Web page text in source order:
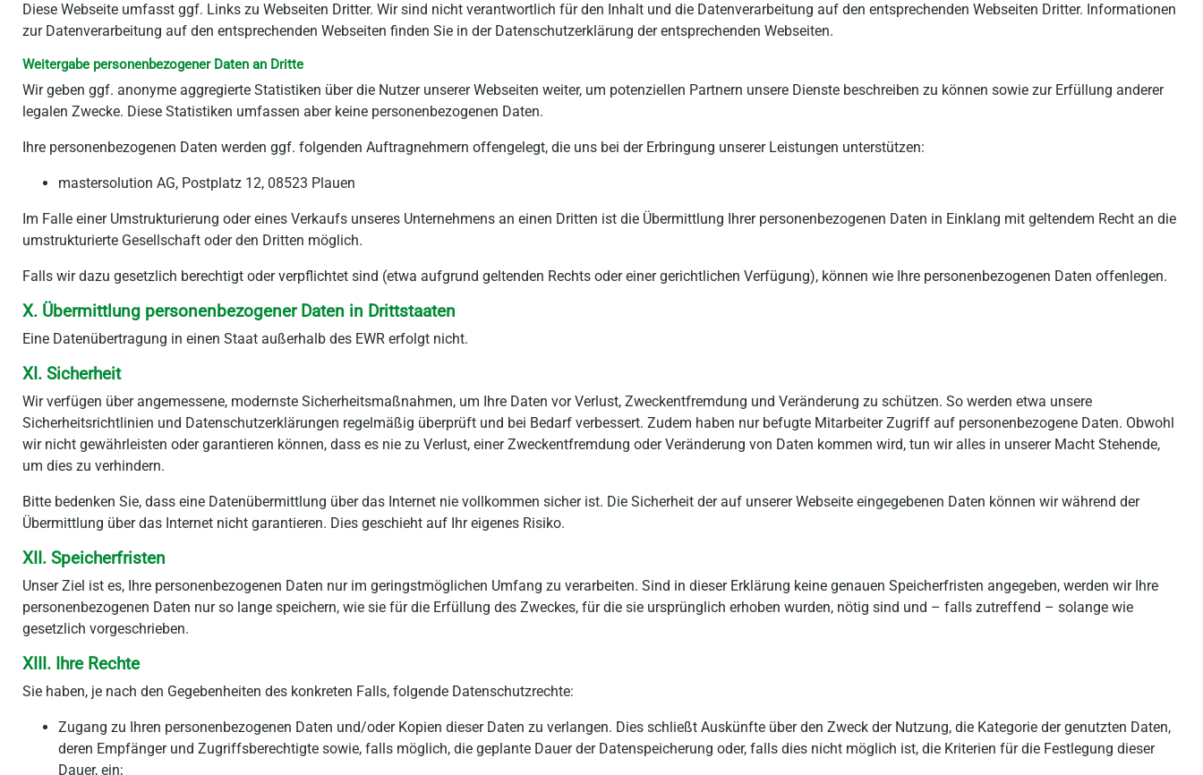
Diese Webseite umfasst ggf. Links zu Webseiten Dritter. Wir sind nicht verantwortlich für den Inhalt und die Datenverarbeitung auf den entsprechenden Webseiten Dritter. Informationen
zur Datenverarbeitung auf den entsprechenden Webseiten finden Sie in der Datenschutzerklärung der entsprechenden Webseiten.
Weitergabe personenbezogener Daten an Dritte
Wir geben ggf. anonyme aggregierte Statistiken über die Nutzer unserer Webseiten weiter, um potenziellen Partnern unsere Dienste beschreiben zu können sowie zur Erfüllung anderer
legalen Zwecke. Diese Statistiken umfassen aber keine personenbezogenen Daten.
Ihre personenbezogenen Daten werden ggf. folgenden Auftragnehmern offengelegt, die uns bei der Erbringung unserer Leistungen unterstützen:
mastersolution AG, Postplatz 12, 08523 Plauen
Im Falle einer Umstrukturierung oder eines Verkaufs unseres Unternehmens an einen Dritten ist die Übermittlung Ihrer personenbezogenen Daten in Einklang mit geltendem Recht an die
umstrukturierte Gesellschaft oder den Dritten möglich.
Falls wir dazu gesetzlich berechtigt oder verpflichtet sind (etwa aufgrund geltenden Rechts oder einer gerichtlichen Verfügung), können wie Ihre personenbezogenen Daten offenlegen.
X. Übermittlung personenbezogener Daten in Drittstaaten
Eine Datenübertragung in einen Staat außerhalb des EWR erfolgt nicht.
XI. Sicherheit
Wir verfügen über angemessene, modernste Sicherheitsmaßnahmen, um Ihre Daten vor Verlust, Zweckentfremdung und Veränderung zu schützen. So werden etwa unsere
Sicherheitsrichtlinien und Datenschutzerklärungen regelmäßig überprüft und bei Bedarf verbessert. Zudem haben nur befugte Mitarbeiter Zugriff auf personenbezogene Daten. Obwohl
wir nicht gewährleisten oder garantieren können, dass es nie zu Verlust, einer Zweckentfremdung oder Veränderung von Daten kommen wird, tun wir alles in unserer Macht Stehende,
um dies zu verhindern.
Bitte bedenken Sie, dass eine Datenübermittlung über das Internet nie vollkommen sicher ist. Die Sicherheit der auf unserer Webseite eingegebenen Daten können wir während der
Übermittlung über das Internet nicht garantieren. Dies geschieht auf Ihr eigenes Risiko.
XII. Speicherfristen
Unser Ziel ist es, Ihre personenbezogenen Daten nur im geringstmöglichen Umfang zu verarbeiten. Sind in dieser Erklärung keine genauen Speicherfristen angegeben, werden wir Ihre
personenbezogenen Daten nur so lange speichern, wie sie für die Erfüllung des Zweckes, für die sie ursprünglich erhoben wurden, nötig sind und – falls zutreffend – solange wie
gesetzlich vorgeschrieben.
XIII. Ihre Rechte
Sie haben, je nach den Gegebenheiten des konkreten Falls, folgende Datenschutzrechte:
Zugang zu Ihren personenbezogenen Daten und/oder Kopien dieser Daten zu verlangen. Dies schließt Auskünfte über den Zweck der Nutzung, die Kategorie der genutzten Daten,
deren Empfänger und Zugriffsberechtigte sowie, falls möglich, die geplante Dauer der Datenspeicherung oder, falls dies nicht möglich ist, die Kriterien für die Festlegung dieser
Dauer, ein;